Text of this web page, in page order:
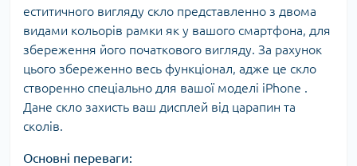
еститичного вигляду скло представленно з двома
видами кольорів рамки як у вашого смартфона, для
збереження його початкового вигляду. За рахунок
цього збереженно весь функціонал, адже це скло
створенно спеціально для вашої моделі iPhone .
Дане скло захисть ваш дисплей від царапин та
сколів.
Основні переваги: